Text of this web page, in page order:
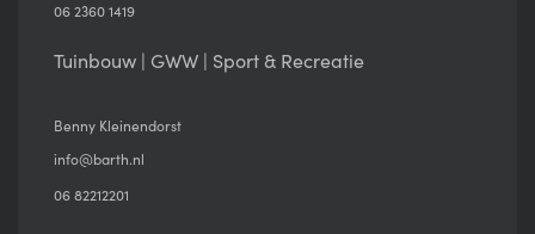
06 2360 1419
Tuinbouw | GWW | Sport & Recreatie
Benny Kleinendorst
info@barth.nl
06 82212201